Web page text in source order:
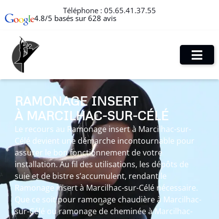
Téléphone : 05.65.41.37.55
4.8/5 basés sur 628 avis
RAMONAGE INSERT
À MARCILHAC-SUR-CÉLÉ
Le recours au Ramonage insert à Marcilhac-sur-
Célé devient une démarche incontournable pour
assurer le bon fonctionnement de votre
installation. Au fil des utilisations, les dépôts de
suie et de bistre s’accumulent, rendant le
Ramonage insert à Marcilhac-sur-Célé nécessaire.
Que ce soit pour ramonage chaudière à Marcilhac-
sur-Célé ou ramonage de cheminée à Marcilhac-